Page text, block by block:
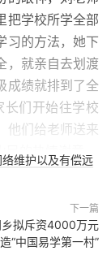
把学校所学全部
习的方法，她下
，就亲自去划渡
成绩就排到了全
长们开始往学校
他们给老师送来
的热情谢意。
在农村生活有许
十里外的镇上才
维护以及有偿远
下一篇
拟斥资4000万元
“中国易学第一村”